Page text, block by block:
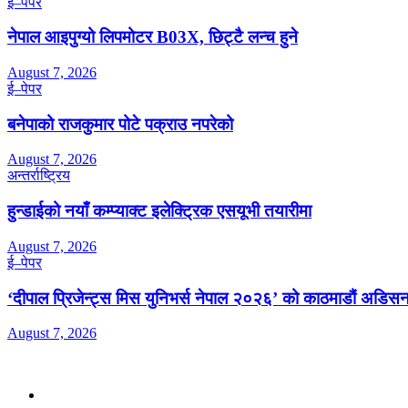
नेपाल आइपुग्यो लिपमोटर B03X, छिट्टै लन्च हुने
August 7, 2026
ई–पेपर
बनेपाको राजकुमार पोटे पक्राउ नपरेको
August 7, 2026
अन्तर्राष्ट्रिय
हुन्डाईको नयाँ कम्प्याक्ट इलेक्ट्रिक एसयूभी तयारीमा
August 7, 2026
ई–पेपर
‘दीपाल प्रिजेन्ट्स मिस युनिभर्स नेपाल २०२६’ को काठमाडौं
August 7, 2026